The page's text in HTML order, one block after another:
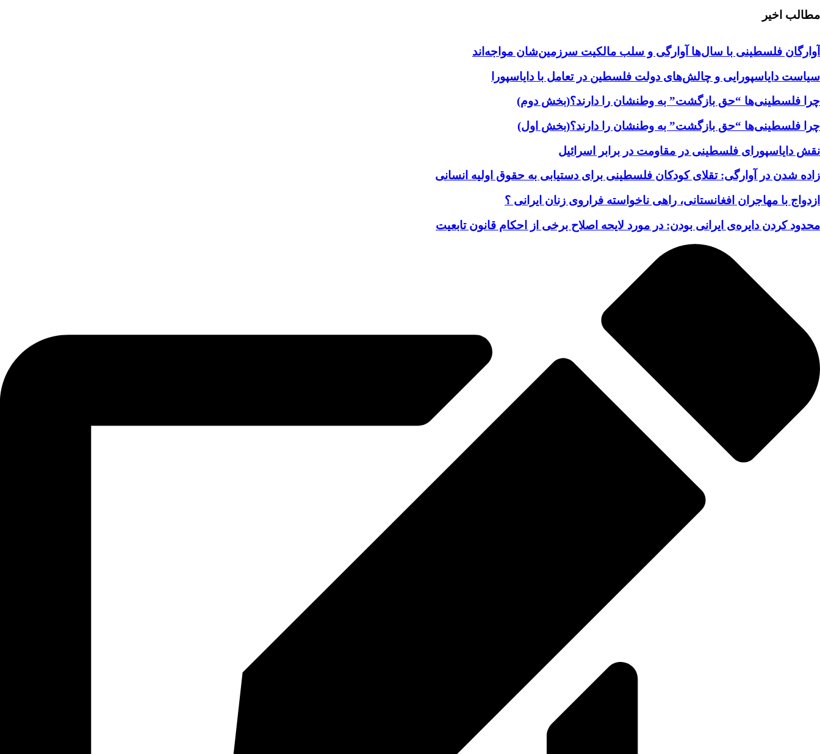
مطالب اخیر
آوارگان فلسطینی با سال‌ها آوارگی و سلب مالكيت سرزمين‌شان مواجه‌اند
سیاست دایاسپورایی و چالش‌های دولت فلسطین در تعامل با دایاسپورا
چرا فلسطینی‌ها “حق بازگشت” به وطنشان‌ را دارند؟(بخش دوم)
چرا فلسطینی‌ها “حق بازگشت” به وطنشان‌ را دارند؟(بخش اول)
نقش دایاسپورای فلسطینی در مقاومت در برابر اسرائیل
زاده شدن در آوارگی: تقلای کودکان فلسطینی برای دستیابی به حقوق اولیه انسانی
ازدواج با مهاجران افغانستانی، راهی ناخواسته فراروی زنان ایرانی ؟
محدود کردن دایره‌ی ایرانی بودن: در مورد لایحه اصلاح برخی از احکام قانون تابعیت